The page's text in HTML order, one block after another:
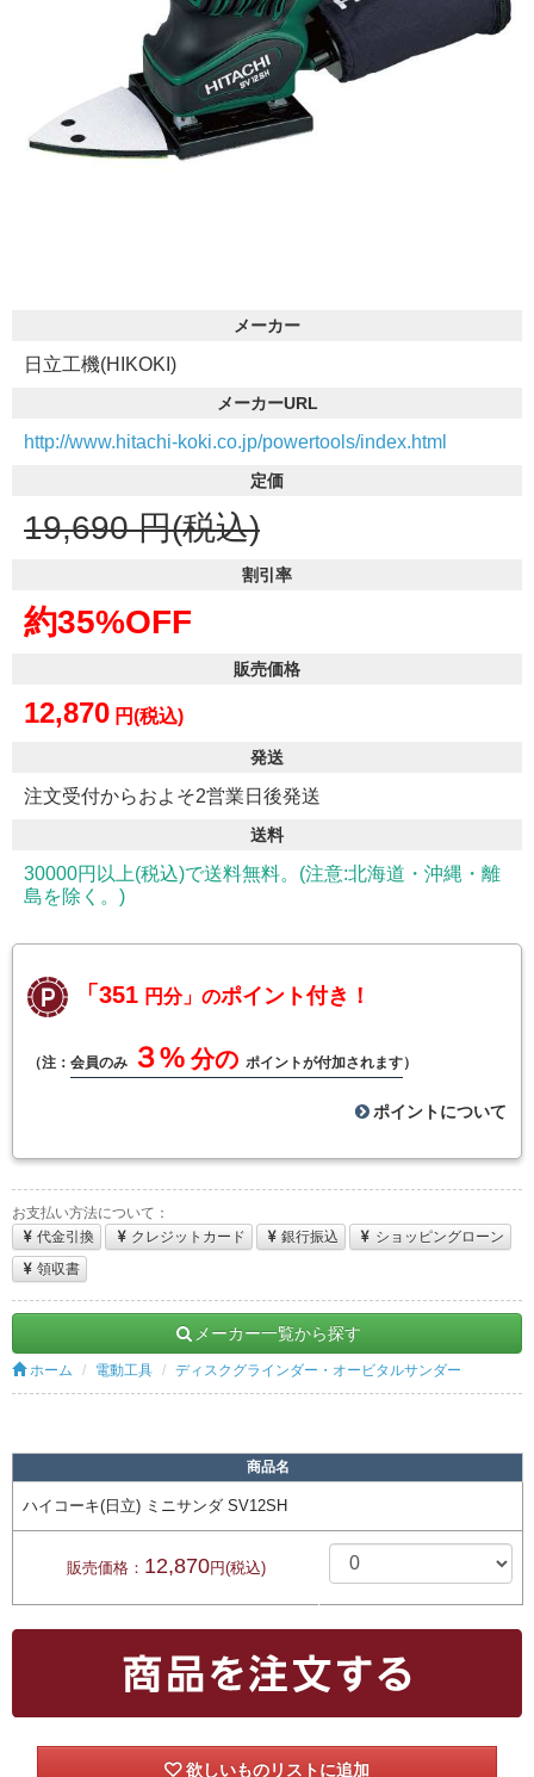
メーカー
日立工機(HIKOKI)
メーカーURL
http://www.hitachi-koki.co.jp/powertools/index.html
定価
19,690 円(税込)
割引率
約35%OFF
販売価格
12,870 円(税込)
発送
注文受付からおよそ2営業日後発送
送料
30000円以上(税込)で送料無料。(注意:北海道・沖縄・離
島を除く。)
「351 円分」のポイント付き！
（注： 会員のみ ３% 分の ポイントが付加されます）
ポイントについて
お支払い方法について：
代金引換
クレジットカード 銀行振込
ショッピングローン
領収書
メーカー一覧から探す
ホーム 電動工具 ディスクグラインダー・オービタルサンダー
商品名
ハイコーキ(日立) ミニサンダ SV12SH
販売価格： 12,870円(税込)